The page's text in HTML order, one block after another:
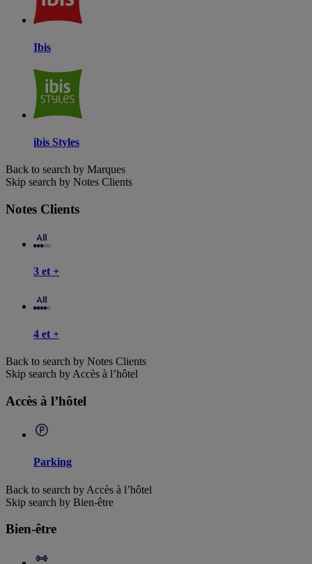
Ibis
ibis Styles
Back to search by Marques
Skip search by Notes Clients
Notes Clients
3 et +
4 et +
Back to search by Notes Clients
Skip search by Accès à l’hôtel
Accès à l’hôtel
Parking
Back to search by Accès à l’hôtel
Skip search by Bien-être
Bien-être